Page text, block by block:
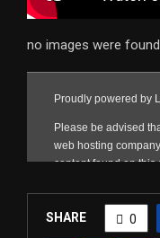
no images were found
SHARE 0